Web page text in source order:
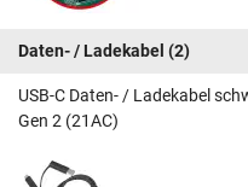
Daten- / Ladekabel (2)
USB-C Daten- / Ladekabel
Gen 2 (21AC)